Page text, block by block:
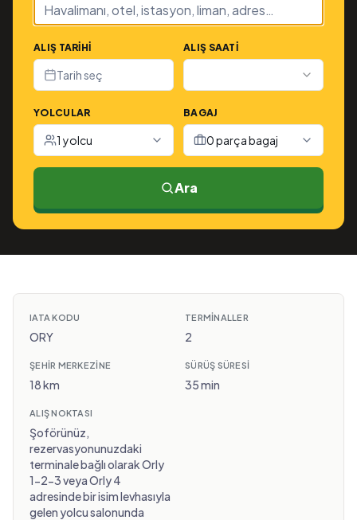
ALIŞ TARIHI
Tarih seç
ALIŞ SAATI
YOLCULAR
1 yolcu
BAGAJ
0 parça bagaj
Ara
IATA KODU
ORY
TERMINALLER
2
ŞEHIR MERKEZINE
18 km
SÜRÜŞ SÜRESI
35 min
ALIŞ NOKTASI
Şoförünüz,
rezervasyonunuzdaki
terminale bağlı olarak Orly
1-2-3 veya Orly 4
adresinde bir isim levhasıyla
gelen yolcu salonunda